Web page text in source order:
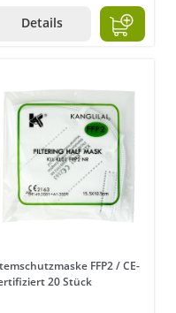
Details
FFP2 / CE-
20 Stück